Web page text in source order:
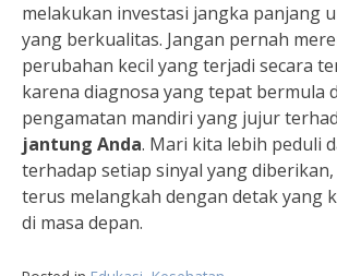
melakukan investasi jangka panjang
yang berkualitas. Jangan pernah
perubahan kecil yang terjadi secara
karena diagnosa yang tepat bermula
pengamatan mandiri yang jujur
jantung Anda. Mari kita lebih peduli
terhadap setiap sinyal yang
terus melangkah dengan detak yang
di masa depan.